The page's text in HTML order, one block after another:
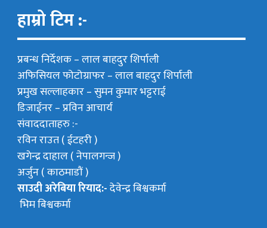
हाम्रो टिम :-
प्रबन्ध निर्देशक –लाल बाहदुर शिर्पाली
अफिसियल फोटोग्राफर –लाल बाहदुर शिर्पाली
प्रमुख सल्लाहकार –सुमन कुमार भट्टराई
डिजाईनर – प्रविन आचार्य
संवाददाताहरु :-
रविन राउत ( ईटहरी )
खगेन्द्र दाहाल ( नेपालगन्ज )
अर्जुन ( काठमाडौं )
साउदी अरेबिया रियाद:-देवेन्द्र बिश्वकर्मा
भिम बिश्वकर्मा